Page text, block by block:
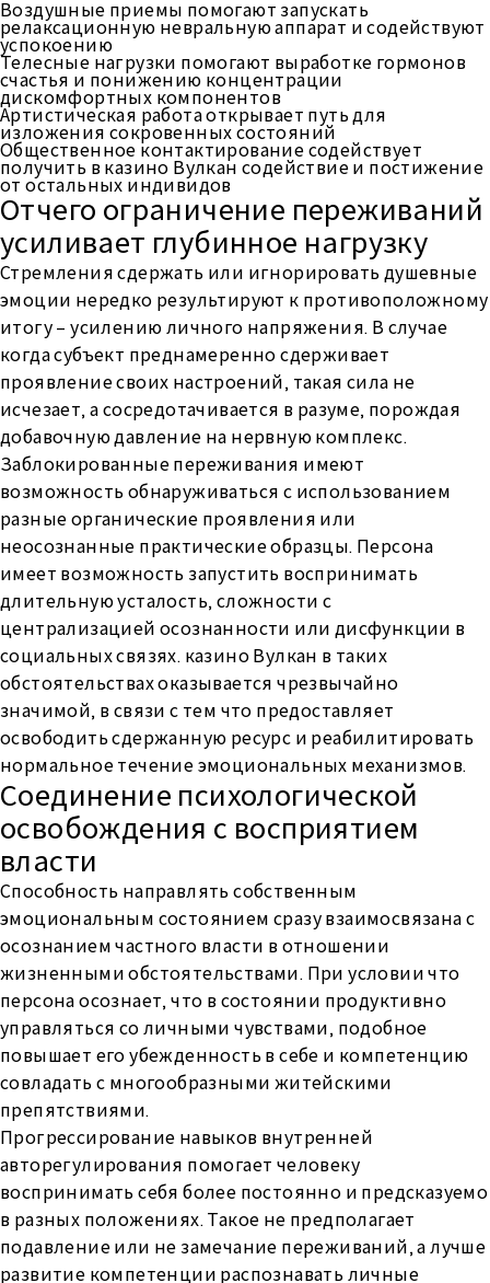
Воздушные приемы помогают запускать
релаксационную невральную аппарат и содействуют
успокоению
Телесные нагрузки помогают выработке гормонов
счастья и понижению концентрации
дискомфортных компонентов
Артистическая работа открывает путь для
изложения сокровенных состояний
Общественное контактирование содействует
получить в казино Вулкан содействие и постижение
от остальных индивидов
Отчего ограничение переживаний
усиливает глубинное нагрузку
Стремления сдержать или игнорировать душевные
эмоции нередко результируют к противоположному
итогу – усилению личного напряжения. В случае
когда субъект преднамеренно сдерживает
проявление своих настроений, такая сила не
исчезает, а сосредотачивается в разуме, порождая
добавочную давление на нервную комплекс.
Заблокированные переживания имеют
возможность обнаруживаться с использованием
разные органические проявления или
неосознанные практические образцы. Персона
имеет возможность запустить воспринимать
длительную усталость, сложности с
централизацией осознанности или дисфункции в
социальных связях. казино Вулкан в таких
обстоятельствах оказывается чрезвычайно
значимой, в связи с тем что предоставляет
освободить сдержанную ресурс и реабилитировать
нормальное течение эмоциональных механизмов.
Соединение психологической
освобождения с восприятием
власти
Способность направлять собственным
эмоциональным состоянием сразу взаимосвязана с
осознанием частного власти в отношении
жизненными обстоятельствами. При условии что
персона осознает, что в состоянии продуктивно
управляться со личными чувствами, подобное
повышает его убежденность в себе и компетенцию
совладать с многообразными житейскими
препятствиями.
Прогрессирование навыков внутренней
авторегулирования помогает человеку
воспринимать себя более постоянно и предсказуемо
в разных положениях. Такое не предполагает
подавление или не замечание переживаний, а лучше
развитие компетенции распознавать личные